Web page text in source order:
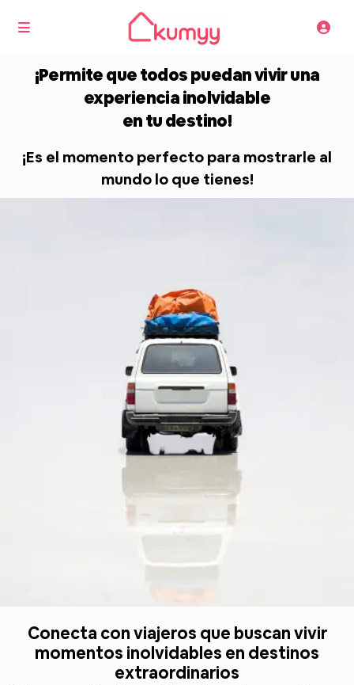
¡Permite que todos puedan vivir una
experiencia inolvidable
en tu destino!
¡Es el momento perfecto para mostrarle al
mundo lo que tienes!
Conecta con viajeros que buscan vivir
momentos inolvidables en destinos
extraordinarios